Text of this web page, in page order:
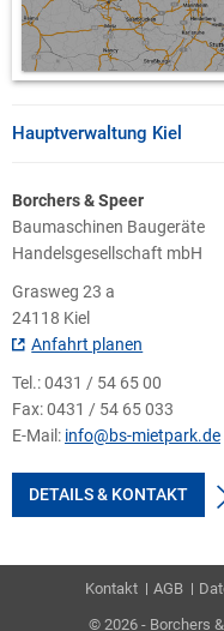
Hauptverwaltung Kiel
Borchers & Speer
Baumaschinen Baugeräte
Handelsgesellschaft mbH
Grasweg 23 a
24118 Kiel
Anfahrt planen
Tel.:0431 / 54 65 00
Fax:0431 / 54 65 033
E-Mail: info@bs-mietpark.de
DETAILS & KONTAKT
Kontakt AGB
© 2026 - Borchers